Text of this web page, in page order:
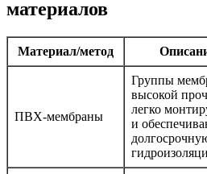
материалов
Материал/метод
ПВХ-мембраны
Группы
высокой
легко
и